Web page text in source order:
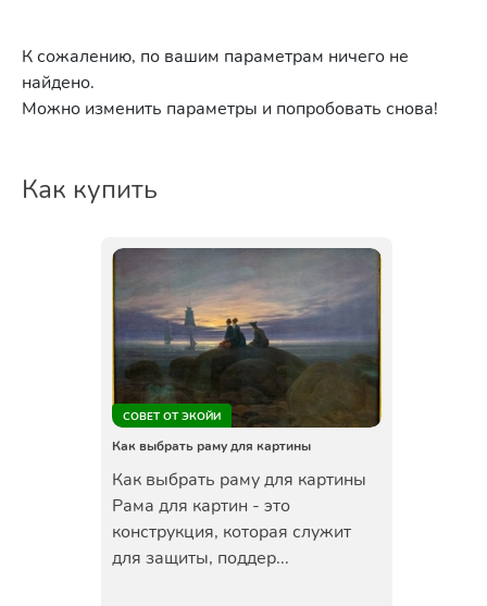
К сожалению, по вашим параметрам ничего не
найдено.
Можно изменить параметры и попробовать снова!
Как купить
СОВЕТ ОТ ЭКОЙИ
Как выбрать раму для картины
Как выбрать раму для картины
Рама для картин - это
конструкция, которая служит
для защиты, поддер...